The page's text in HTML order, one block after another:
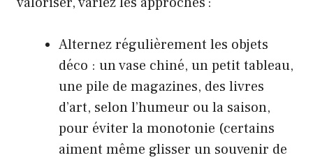
Alternez régulièrement les objets
déco : un vase chiné, un petit tableau,
une pile de magazines, des livres
d’art, selon l’humeur ou la saison,
pour éviter la monotonie (certains
aiment même glisser un souvenir de